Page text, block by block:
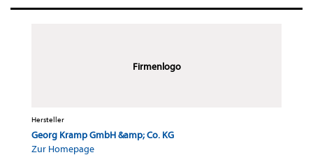
Firmenlogo
Hersteller
Georg Kramp GmbH &amp; Co. KG
Zur Homepage